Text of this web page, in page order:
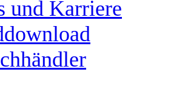
und Karriere